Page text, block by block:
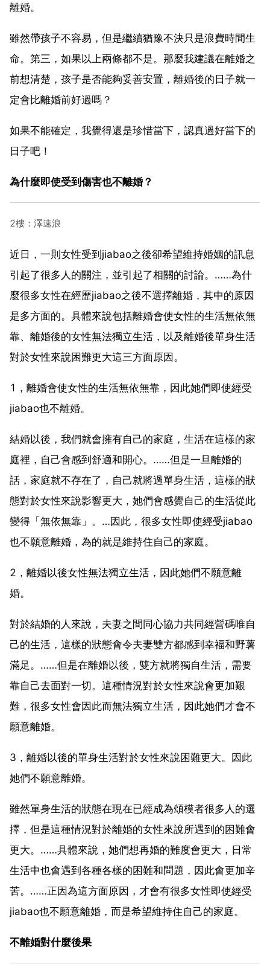
離婚。
雖然帶孩子不容易，但是繼續猶豫不決只是浪費時間生
命。第三，如果以上兩條都不是。那麼我建議在離婚之
前想清楚，孩子是否能夠妥善安置，離婚後的日子就一
定會比離婚前好過嗎？
如果不能確定，我覺得還是珍惜當下，認真過好當下的
日子吧！
為什麼即使受到傷害也不離婚？
2樓：澤速浪
近日，一則女性受到jiabao之後卻希望維持婚姻的訊息
引起了很多人的關注，並引起了相關的討論。……為什
麼很多女性在經歷jiabao之後不選擇離婚，其中的原因
是多方面的。具體來說包括離婚會使女性的生活無依無
靠、離婚後的女性無法獨立生活，以及離婚後單身生活
對於女性來說困難更大這三方面原因。
1，離婚會使女性的生活無依無靠，因此她們即使經受
jiabao也不離婚。
結婚以後，我們就會擁有自己的家庭，生活在這樣的家
庭裡，自己會感到舒適和開心。……但是一旦離婚的
話，家庭就不存在了，自己就將過單身生活，這樣的狀
態對於女性來說影響更大，她們會感覺自己的生活從此
變得「無依無靠」。…因此，很多女性即使經受jiabao
也不願意離婚，為的就是維持住自己的家庭。
2，離婚以後女性無法獨立生活，因此她們不願意離
婚。
對於結婚的人來說，夫妻之間同心協力共同經營碼唯自
己的生活，這樣的狀態會令夫妻雙方都感到幸福和野薯
滿足。……但是在離婚以後，雙方就將獨自生活，需要
靠自己去面對一切。這種情況對於女性來說會更加艱
難，很多女性會因此而無法獨立生活，因此她們才會不
願意離婚。
3，離婚以後的單身生活對於女性來說困難更大。因此
她們不願意離婚。
雖然單身生活的狀態在現在已經成為頌模者很多人的選
擇，但是這種情況對於離婚的女性來說所遇到的困難會
更大。……具體來說，她們想再婚的難度會更大，日常
生活中也會遇到各種各樣的困難和問題，因此會更加辛
苦。……正因為這方面原因，才會有很多女性即使經受
jiabao也不願意離婚，而是希望維持住自己的家庭。
不離婚對什麼後果